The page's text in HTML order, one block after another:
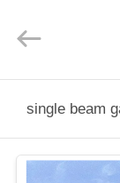
Co.,
Reserved.
single beam